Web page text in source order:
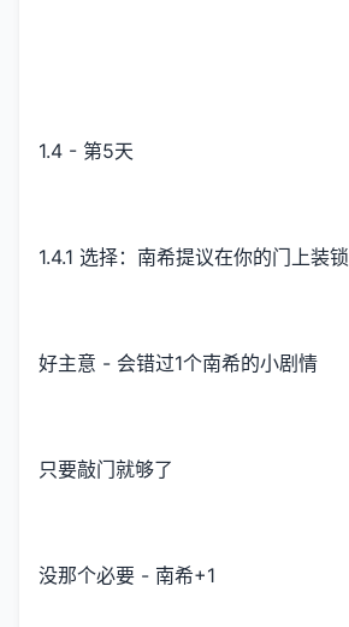
1.4 - 第5天
1.4.1 选择：南希提议在你的门上装锁
好主意 - 会错过1个南希的小剧情
只要敲门就够了
没那个必要 - 南希+1